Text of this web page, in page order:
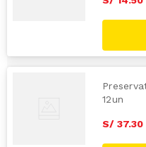
12un
S/ 37.30